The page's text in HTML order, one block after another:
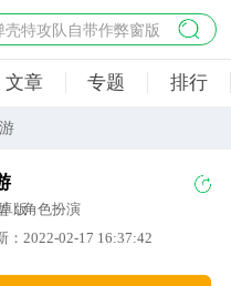
壳特攻队自带作弊窗版
手47行动
狱幸存者破解版
文章 专题 排行
版
：角色扮演
：2022-02-17 16:37:42